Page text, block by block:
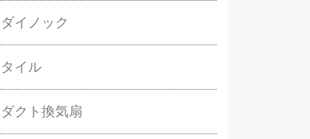
ダイノック
タイル
ダクト換気扇